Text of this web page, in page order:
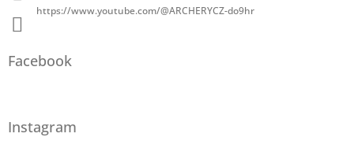
https://www.youtube.com/@ARCHERYCZ-do9hr
Facebook
Instagram